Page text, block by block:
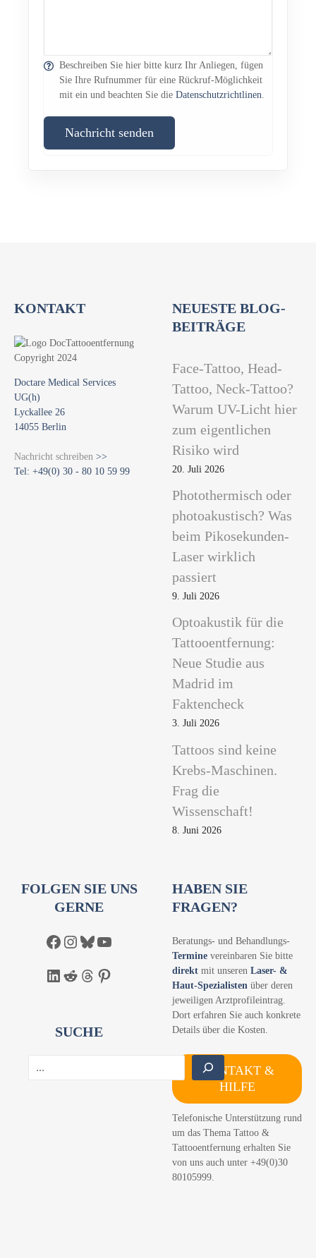
Beschreiben Sie hier bitte kurz Ihr Anliegen, fügen
Sie Ihre Rufnummer für eine Rückruf-Möglichkeit
mit ein und beachten Sie die Datenschutzrichtlinen
Nachricht senden
KONTAKT
Doctare Medical Services
UG(h)
Lyckallee 26
14055 Berlin
Nachricht schreiben >>
Tel: +49(0) 30 - 80 10 59 99
NEUESTE BLOG-
BEITRÄGE
Face-Tattoo, Head-
Tattoo, Neck-Tattoo?
Warum UV-Licht hier
zum eigentlichen
Risiko wird
20. Juli 2026
Photothermisch oder
photoakustisch? Was
beim Pikosekunden-
Laser wirklich
passiert
9. Juli 2026
Optoakustik für die
Tattooentfernung:
Neue Studie aus
Madrid im
Faktencheck
3. Juli 2026
Tattoos sind keine
Krebs-Maschinen.
Frag die
Wissenschaft!
8. Juni 2026
FOLGEN SIE UNS
GERNE
Facebook Instagram Bluesky YouTube
LinkedIn Reddit Threads Pinterest
SUCHE
HABEN SIE
FRAGEN?
Beratungs- und Behandlungs-
Termine vereinbaren Sie bitte
direkt mit unseren Laser- &
Haut-Spezialisten über deren
jeweiligen Arztprofileintrag.
Dort erfahren Sie auch konkrete
Details über die Kosten.
KONTAKT &
HILFE
Telefonische Unterstützung rund
um das Thema Tattoo &
Tattooentfernung erhalten Sie
von uns auch unter +49(0)30
80105999.